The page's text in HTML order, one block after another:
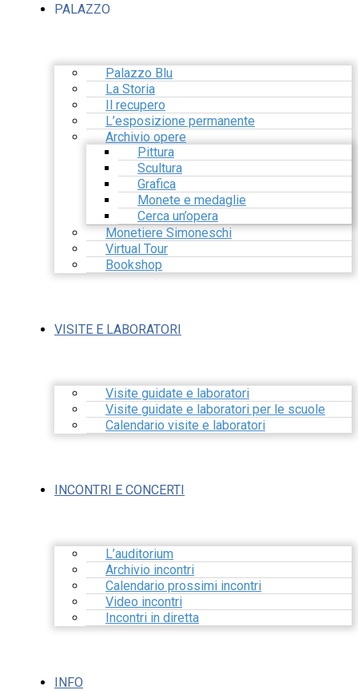
PALAZZO
Palazzo Blu
La Storia
Il recupero
L’esposizione permanente
Archivio opere
Pittura
Scultura
Grafica
Monete e medaglie
Cerca un’opera
Monetiere Simoneschi
Virtual Tour
Bookshop
VISITE E LABORATORI
Visite guidate e laboratori
Visite guidate e laboratori per le scuole
Calendario visite e laboratori
INCONTRI E CONCERTI
L’auditorium
Archivio incontri
Calendario prossimi incontri
Video incontri
Incontri in diretta
INFO